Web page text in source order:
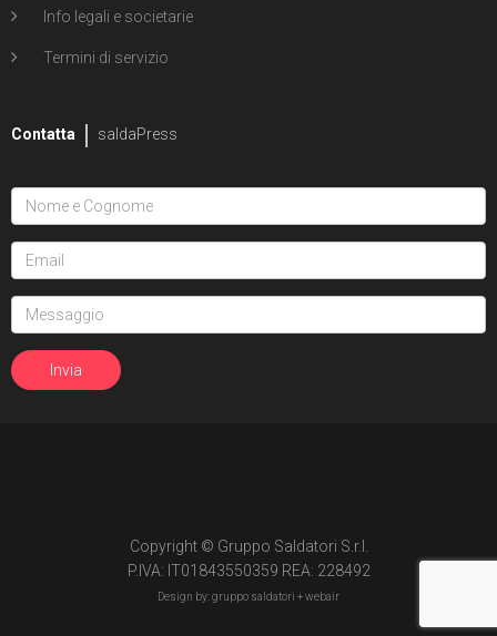
Info legali e societarie
Termini di servizio
Contatta saldaPress
Copyright © Gruppo Saldatori S.r.l.
P.IVA: IT01843550359 REA: 228492
Design by: gruppo saldatori +webair